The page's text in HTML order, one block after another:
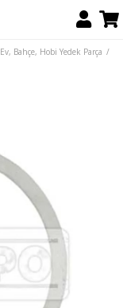
Ev, Bahçe, Hobi Yedek Parça